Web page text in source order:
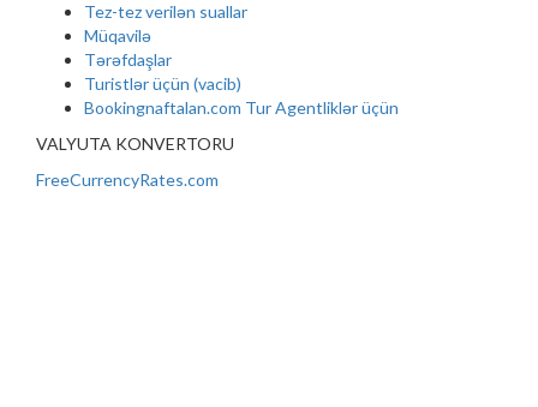
Tez-tez verilən suallar
Müqavilə
Tərəfdaşlar
Turistlər üçün (vacib)
Bookingnaftalan.com Tur Agentliklər üçün
VALYUTA KONVERTORU
FreeCurrencyRates.com